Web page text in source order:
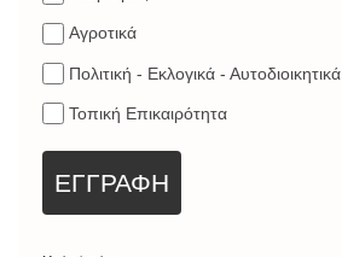
Αγροτικά
Πολιτική - Εκλογικά - Αυτοδιοικητικά
Τοπική Επικαιρότητα
ΕΓΓΡΑΦΗ